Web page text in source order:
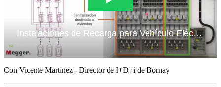
Con Vicente Martínez - Director de I+D+i de Bornay